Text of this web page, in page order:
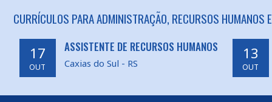
CURRÍCULOS PARA ADMINISTRAÇÃO, RECURSOS HUMANOS
17
OUT
ASSISTENTE DE RECURSOS HUMANOS
Caxias do Sul - RS
13
OUT